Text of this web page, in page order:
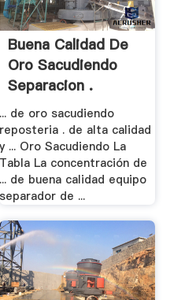
Buena Calidad De
Oro Sacudiendo
Separacion .
... de oro sacudiendo
reposteria . de alta calidad
y ... Oro Sacudiendo La
Tabla La concentración de
... de buena calidad equipo
separador de ...